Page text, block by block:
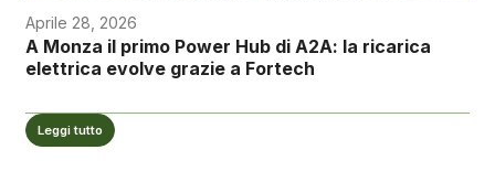
Aprile 28, 2026
A Monza il primo Power Hub di A2A: la ricarica
elettrica evolve grazie a Fortech
Leggi tutto